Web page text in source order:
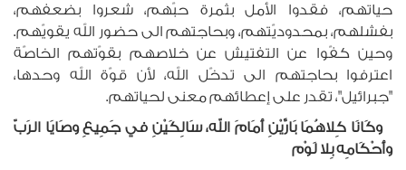
حياتهم، فقدوا الأمل بثمرة حبّهم، شعروا بضعفهم،
بفشلهم، بمحدوديّتهم، وبحاجتهم الى حضور الله يقويّهم.
وحين كفّوا عن التفتيش عن خلاصهم بقوّتهم الخاصّة
اعترفوا بحاجتهم الى تدخّل الله، لأن قوّة الله وحدها،
"جبرائيل"، تقدر على إعطائهم معنى لحياتهم.
وكَانَا كِلاهُمَا بَارَّيْنِ أَمَامَ الله، سَالِكَيْنِ في جَمِيعِ وصَايَا الرَبّ
وأَحْكَامِه بِلا لَوْم